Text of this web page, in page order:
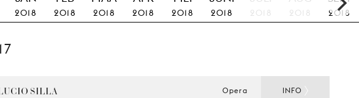
2018 2018 2018 2018 2018 2018 2018 2018 2018
SILLA Opera INFO